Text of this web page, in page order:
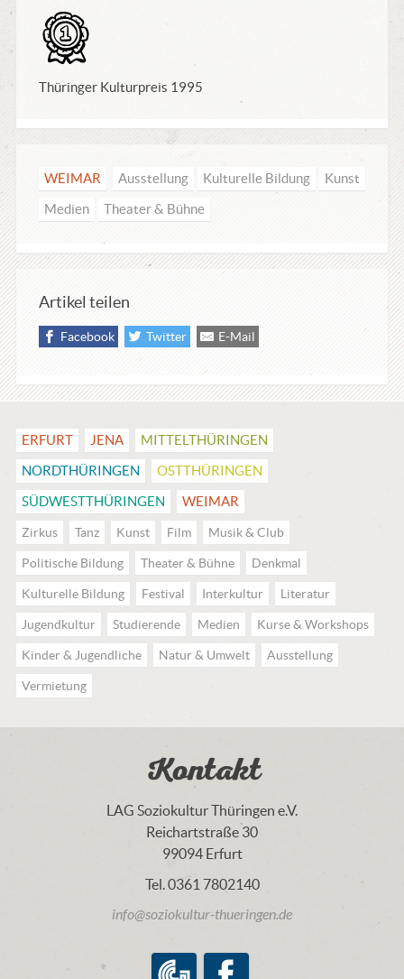
Thüringer Kulturpreis 1995
WEIMAR Ausstellung Kulturelle Bildung
Kunst
Medien
Theater & Bühne
Artikel teilen
Facebook Twitter E-Mail
ERFURT JENA
MITTEL­THÜRINGEN
NORDTHÜRINGEN
OSTTHÜRINGEN
SÜDWESTTHÜRINGEN
WEIMAR
Zirkus Tanz Kunst Film Musik & Club
Politische Bildung Theater & Bühne Denkmal
Kulturelle Bildung Festival Interkultur Literatur
Jugendkultur Studierende Medien Kurse & Workshops
Kinder & Jugendliche Natur & Umwelt Ausstellung
Vermietung
Kontakt
LAG Soziokultur Thüringen e.V.
Reichartstraße 30
99094 Erfurt
Tel. 0361 7802140
info@soziokultur-thueringen.de
LAG Soziokultur Thüringen e.V.